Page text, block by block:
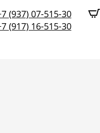
(937) 07-515-30
(917) 16-515-30